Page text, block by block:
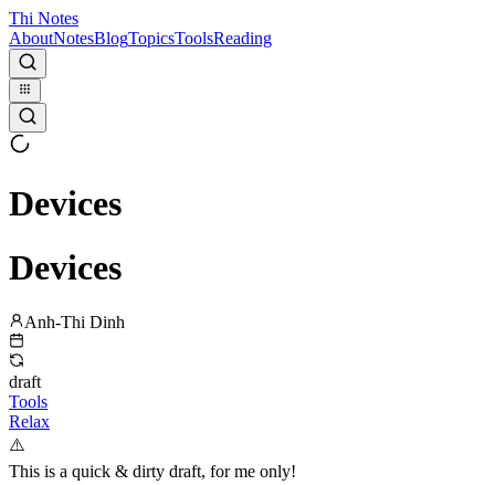
Thi Notes
AboutNotesBlogTopicsToolsReading
Devices
Devices
Anh-Thi Dinh
draft
Tools
Relax
⚠️
This is a quick & dirty draft, for me only!